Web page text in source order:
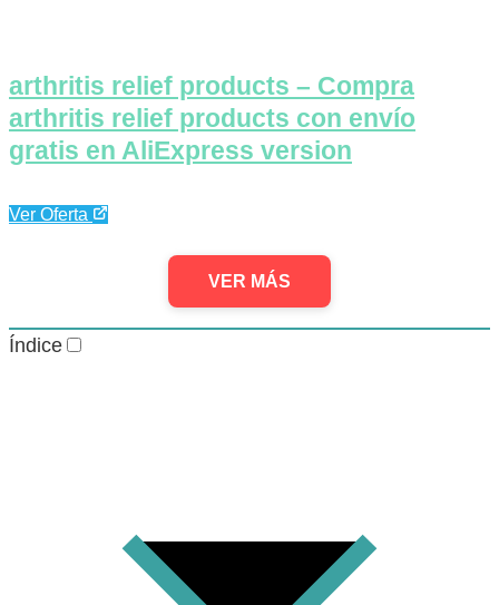
arthritis relief products – Compra
arthritis relief products con envío
gratis en AliExpress version
Ver Oferta
VER MÁS
Índice